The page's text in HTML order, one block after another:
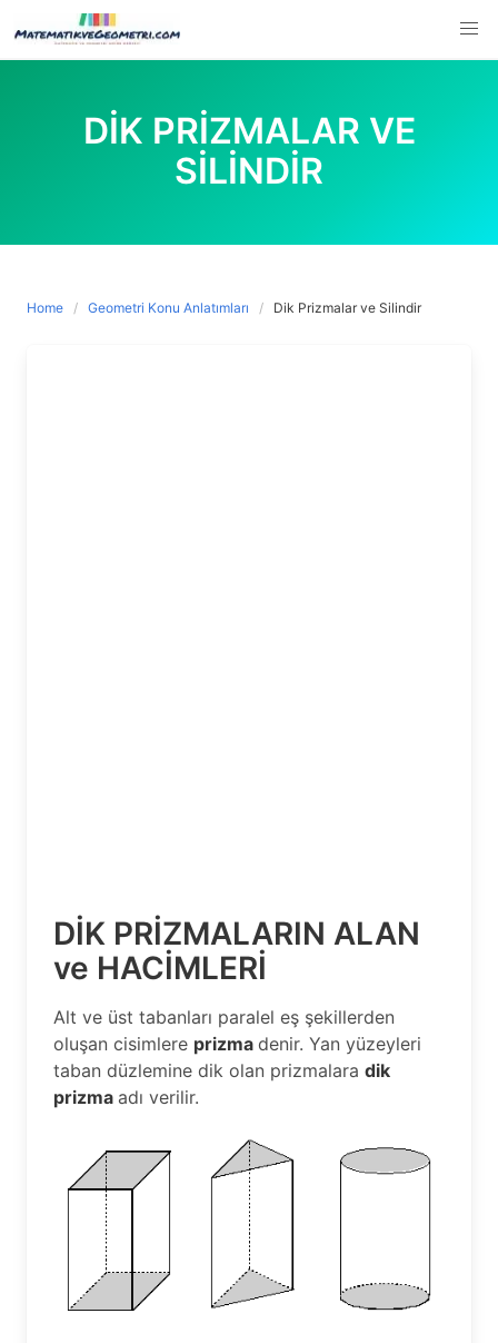
to
content
DIK PRIZMALAR VE
SILINDIR
Home Geometri Konu Anlatımları Dik Prizmalar ve Silindir
DİK PRİZMALARIN ALAN
ve HACİMLERİ
Alt ve üst tabanları paralel eş şekillerden
oluşan cisimlere prizma denir. Yan yüzeyleri
taban düzlemine dik olan prizmalara dik
prizma adı verilir.